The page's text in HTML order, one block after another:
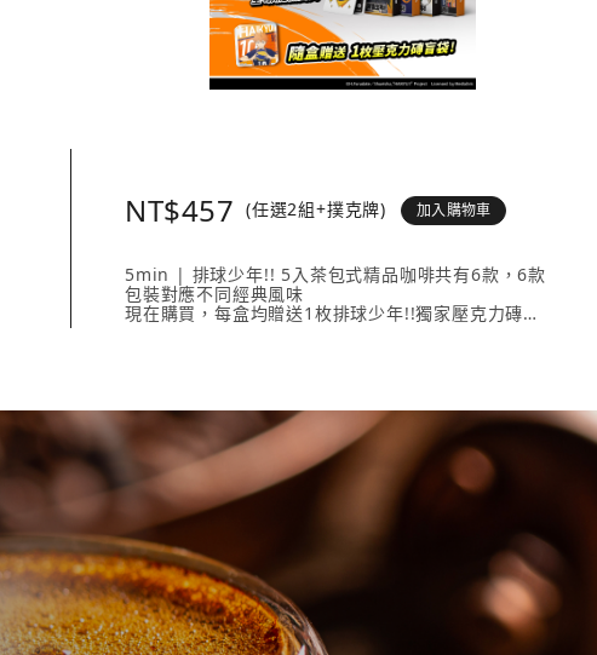
NT$457 (任選2組+撲克牌) 加入購物車
5min | 排球少年!! 5入茶包式精品咖啡共有6款，6款
包裝對應不同經典風味
現在購買，每盒均贈送1枚排球少年!!獨家壓克力磚
不同鬼牌設計。
內容入包含：
5min | 排球少年!! 5入茶包式精品咖啡任選2款、《排
球少年!!撲克牌》共有4款隨機出貨。
＊ 撲克牌共有4款，隨機出貨恕無法指定。